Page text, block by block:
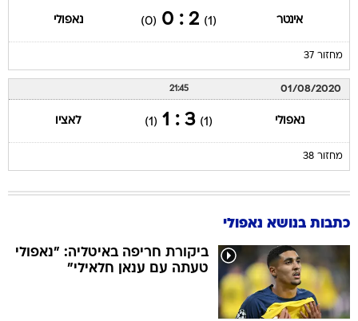
אינטר (1)
2 : 0
(0) נאפולי
מחזור 37
01/08/2020
21:45
נאפולי (1)
3 : 1
(1) לאציו
מחזור 38
כתבות בנושא נאפולי
ביקורת חריפה באיטליה: "נאפולי
טעתה עם ענאן חלאילי"